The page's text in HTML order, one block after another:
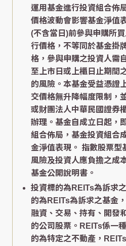
運用基金進行投資組合佈
價格波動會影響基金淨值
(不含當日)前參與申購所
行價格，不等同於基金掛
格，參與申購之投資人需
至上市日或上櫃日止期間
的風險。本基金受益憑證
交價格無升降幅度限制，
或財團法人中華民國證券
辦理。基金自成立日起，
組合佈局，基金投資組合
金淨值表現。 指數股票型
風險及投資人應負擔之成
基金公開說明書。
投資標的為REITs為訴求
的為REITs為訴求之基金
融資、交易、持有、開發
的公司股票。REITs係一
的為特定之不動產，